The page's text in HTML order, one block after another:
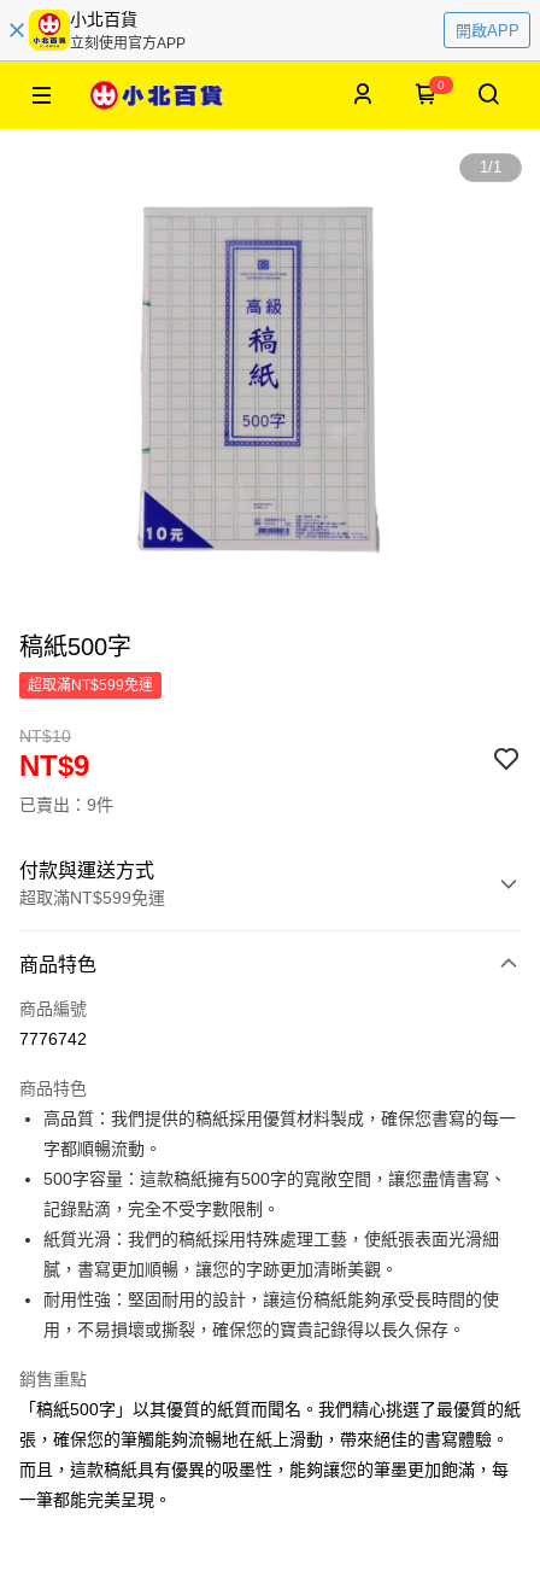
小北百貨
立刻使用官方APP
開啟APP
0
1/1
稿紙500字
超取滿NT$599免運
NT$10
NT$9
已賣出：9件
付款與運送方式
超取滿NT$599免運
信用卡一次付款
超商取貨付款
Apple Pay
街口支付
悠遊付
Google Pay
AFTEE先享後付
相關說明
AFTEE先享後付是「在收到商品之後才付款」的支付方式。 讓您購物簡單
便利好安心！
１．簡單：不需註冊會員、不需綁卡、不需儲值。
２．便利：只要手機號碼，簡訊認證，即可結帳。
【「AFTEE先享後付」結帳流程】
全家取貨付款
每筆NT$60，滿NT$599(含以上)免運費
商品特色
商品編號
7776742
商品特色
高品質：我們提供的稿紙採用優質材料製成，確保您書寫的每一
字都順暢流動。
500字容量：這款稿紙擁有500字的寬敞空間，讓您盡情書寫、
記錄點滴，完全不受字數限制。
紙質光滑：我們的稿紙採用特殊處理工藝，使紙張表面光滑細
膩，書寫更加順暢，讓您的字跡更加清晰美觀。
耐用性強：堅固耐用的設計，讓這份稿紙能夠承受長時間的使
用，不易損壞或撕裂，確保您的寶貴記錄得以長久保存。
銷售重點
「稿紙500字」以其優質的紙質而聞名。我們精心挑選了最優質的紙
張，確保您的筆觸能夠流暢地在紙上滑動，帶來絕佳的書寫體驗。
而且，這款稿紙具有優異的吸墨性，能夠讓您的筆墨更加飽滿，每
一筆都能完美呈現。